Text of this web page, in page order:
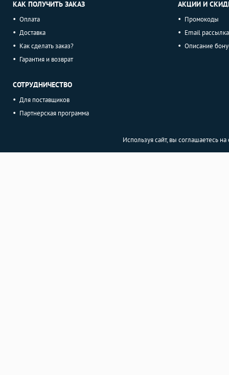
КАК ПОЛУЧИТЬ ЗАКАЗ
Оплата
Доставка
Как сделать заказ?
Гарантия и возврат
СОТРУДНИЧЕСТВО
Для поставщиков
Партнерская программа
АКЦИИ И
Промокоды
Email рассылка
Описание
Используя сайт, вы соглашаетесь